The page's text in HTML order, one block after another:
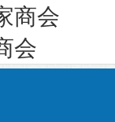
商会
会